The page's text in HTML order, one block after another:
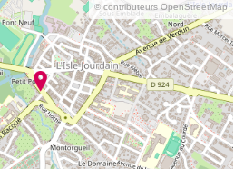
© contributeurs OpenStreetMap